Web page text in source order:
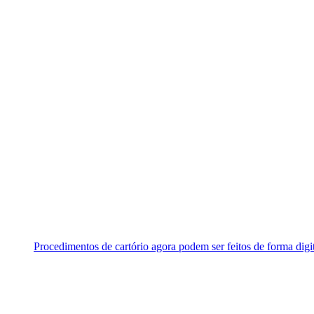
Procedimentos de cartório agora podem ser feitos de forma